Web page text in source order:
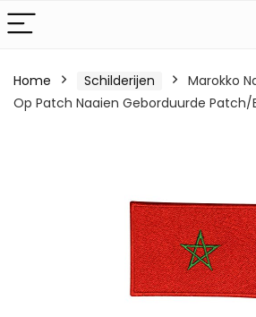
Home Schilderijen
Marokko
Op Patch Naaien Geborduurde Patch/